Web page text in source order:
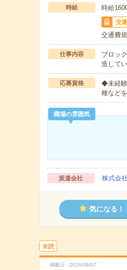
時給 時給
交
交通費
仕事内容
ブロッ
造して
応募資格
◆未経験
種など
職場の雰囲気
派遣会社 株式会
気になる！
未読
掲載日 2026/08/07